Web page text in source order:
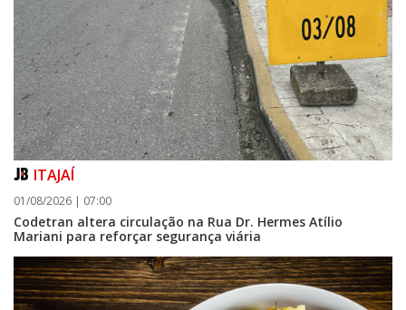
ITAJAÍ
01/08/2026 | 07:00
Codetran altera circulação na Rua Dr. Hermes Atílio
Mariani para reforçar segurança viária